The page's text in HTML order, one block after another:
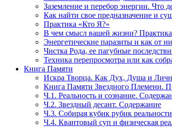
Заземление и перебор энергии. Что
Как найти свое предназначение и
Практика «Кто Я?»
В чем смысл вашей жизни? Практика
Энергетические паразиты и как от
Чистка Рода, ее пагубные
Техника перепросмотра или как
Книга Памяти
Искра Творца. Как Дух, Душа и
Книга Памяти Звездного Племени.
Ч.1. Реальность и сознание.
Ч.2. Звездный десант. Содержание
Ч.3. Собирая кубик рубик
Ч.4. Квантовый суп и физическая